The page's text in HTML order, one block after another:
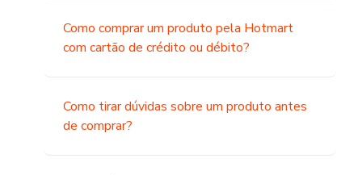
Como comprar um produto pela Hotmart
com cartão de crédito ou débito?
Como tirar dúvidas sobre um produto antes
de comprar?